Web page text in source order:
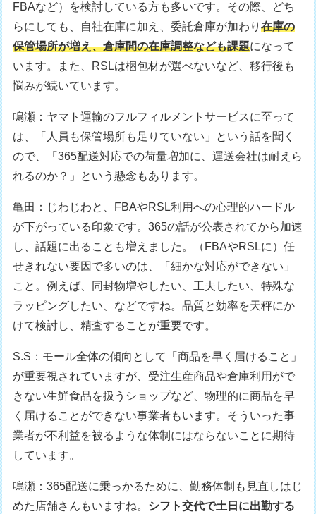
FBAなど）を検討している方も多いです。その際、どち
らにしても、自社在庫に加え、委託倉庫が加わり在庫の
保管場所が増え、倉庫間の在庫調整なども課題になって
います。また、RSLは梱包材が選べないなど、移行後も
悩みが続いています。
鳴瀬：ヤマト運輸のフルフィルメントサービスに至って
は、「人員も保管場所も足りていない」という話を聞く
ので、「365配送対応での荷量増加に、運送会社は耐えら
れるのか？」という懸念もあります。
亀田：じわじわと、FBAやRSL利用への心理的ハードル
が下がっている印象です。365の話が公表されてから加速
し、話題に出ることも増えました。（FBAやRSLに）任
せきれない要因で多いのは、「細かな対応ができない」
こと。例えば、同封物増やしたい、工夫したい、特殊な
ラッピングしたい、などですね。品質と効率を天秤にか
けて検討し、精査することが重要です。
S.S：モール全体の傾向として「商品を早く届けること」
が重要視されていますが、受注生産商品や倉庫利用がで
きない生鮮食品を扱うショップなど、物理的に商品を早
く届けることができない事業者もいます。そういった事
業者が不利益を被るような体制にはならないことに期待
しています。
鳴瀬：365配送に乗っかるために、勤務体制も見直しはじ
めた店舗さんもいますね。 シフト交代で土日に出勤する